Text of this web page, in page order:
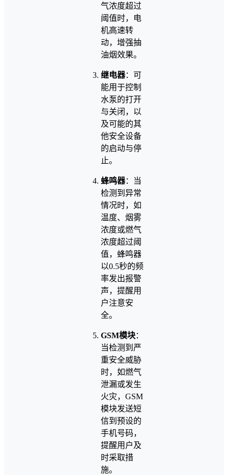
气浓度超过
阈值时，电
机高速转
动，增强抽
油烟效果。
继电器：可
能用于控制
水泵的打开
与关闭，以
及可能的其
他安全设备
的启动与停
止。
蜂鸣器：当
检测到异常
情况时，如
温度、烟雾
浓度或燃气
浓度超过阈
值，蜂鸣器
以0.5秒的频
率发出报警
声，提醒用
户注意安
全。
GSM模块：
当检测到严
重安全威胁
时，如燃气
泄漏或发生
火灾，GSM
模块发送短
信到预设的
手机号码，
提醒用户及
时采取措
施。